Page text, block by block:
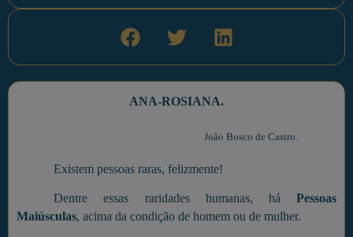
ANA-ROSIANA.
João Bosco de Castro.
Existem pessoas raras, felizmente!
Dentre essas raridades humanas, há Pessoas
Maiúsculas, acima da condição de homem ou de mulher.